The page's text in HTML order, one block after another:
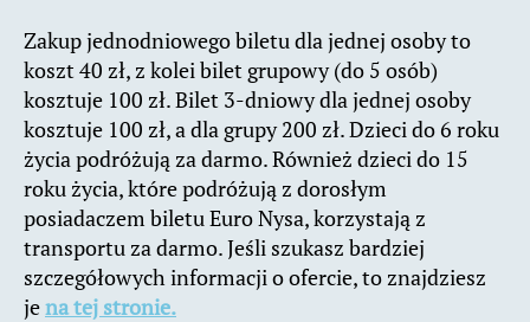
Zakup jednodniowego biletu dla jednej osoby to
koszt 40 zł, z kolei bilet grupowy (do 5 osób)
kosztuje 100 zł. Bilet 3-dniowy dla jednej osoby
kosztuje 100 zł, a dla grupy 200 zł. Dzieci do 6 roku
życia podróżują za darmo. Również dzieci do 15
roku życia, które podróżują z dorosłym
posiadaczem biletu Euro Nysa, korzystają z
transportu za darmo. Jeśli szukasz bardziej
szczegółowych informacji o ofercie, to znajdziesz
jena tej stronie.